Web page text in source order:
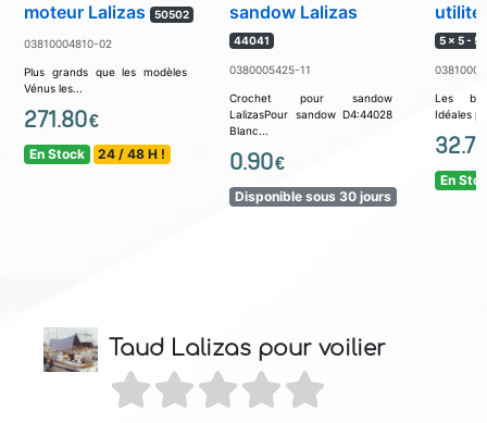
moteur Lalizas
50502
03810004810-02
Plus grands que les modèles
Vénus les...
271.80€
En Stock 24 / 48 H !
sandow Lalizas
44041
0380005425-11
Crochet pour sandow
LalizasPour sandow D4:44028
Blanc...
0.90€
Disponible sous 30 jours
5 x 5 -
Les
Idéales
32.70
En
Taud Lalizas pour voilier